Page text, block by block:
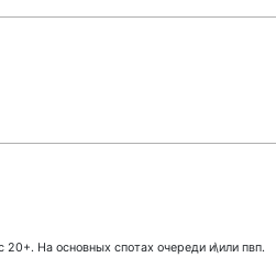
20+. На основных спотах очереди и\или пвп.